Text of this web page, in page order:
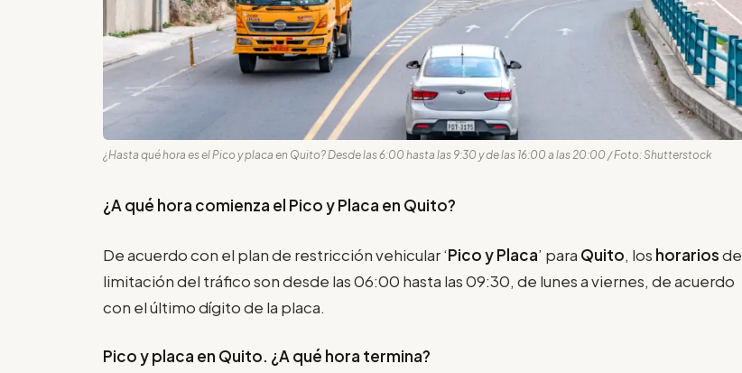
¿Hasta qué hora es el Pico y placa en Quito? Desde las 6:00 hasta las 9:30 y de las 16:00 a las 20:00 / Foto: Shutterstock
¿A qué hora comienza el Pico y Placa en Quito?
De acuerdo con el plan de restricción vehicular ‘Pico y Placa’ para Quito, los horariosde
limitación del tráfico son desde las 06:00 hasta las 09:30, de lunes a viernes, de acuerdo
con el último dígito de la placa.
Pico y placa en Quito. ¿A qué hora termina?